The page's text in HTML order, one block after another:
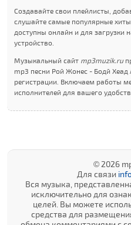
Создавайте свои плейлисты,
слушайте самые популярные
доступны онлайн и для загрузки
устройство.
Музыкальный сайт mp3muzik.ru
mp3 песни Рой Жонес - Бодй Хеад
регистрации. Включаем работы
исполнителей для вашего
© 2026
Для связи
Вся музыка,
исключительно для
целей. Вы можете
средства для